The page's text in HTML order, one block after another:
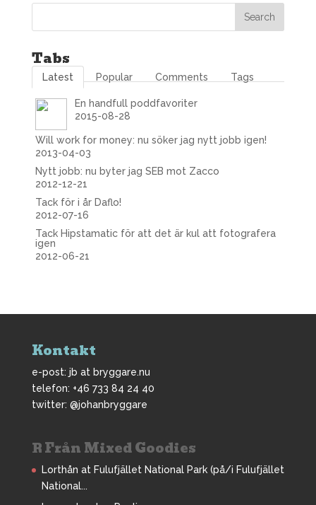
Tabs
Latest Popular Comments Tags
En handfull poddfavoriter
2015-08-28
Will work for money: nu söker jag nytt jobb igen!
2013-04-03
Nytt jobb: nu byter jag SEB mot Zacco
2012-12-21
Tack för i år Daflo!
2012-07-16
Tack Hipstamatic för att det är kul att fotografera
igen
2012-06-21
Kontakt
e-post: jb at bryggare.nu
telefon: +46 733 84 24 40
twitter: @johanbryggare
Från Mixed Goodies
Lorthån at Fulufjället National Park (på/i Fulufjället
National...